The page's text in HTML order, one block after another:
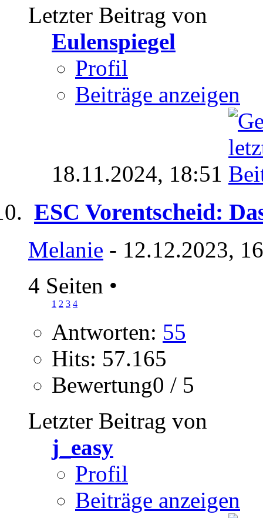
Letzter Beitrag von
Eulenspiegel
Profil
Beiträge anzeigen
18.11.2024, 18:51
ESC Vorentscheid:
Melanie - 12.12.2023,
4 Seiten •
1 2 3 4
Antworten: 55
Hits: 57.165
Bewertung0 / 5
Letzter Beitrag von
j_easy
Profil
Beiträge anzeigen